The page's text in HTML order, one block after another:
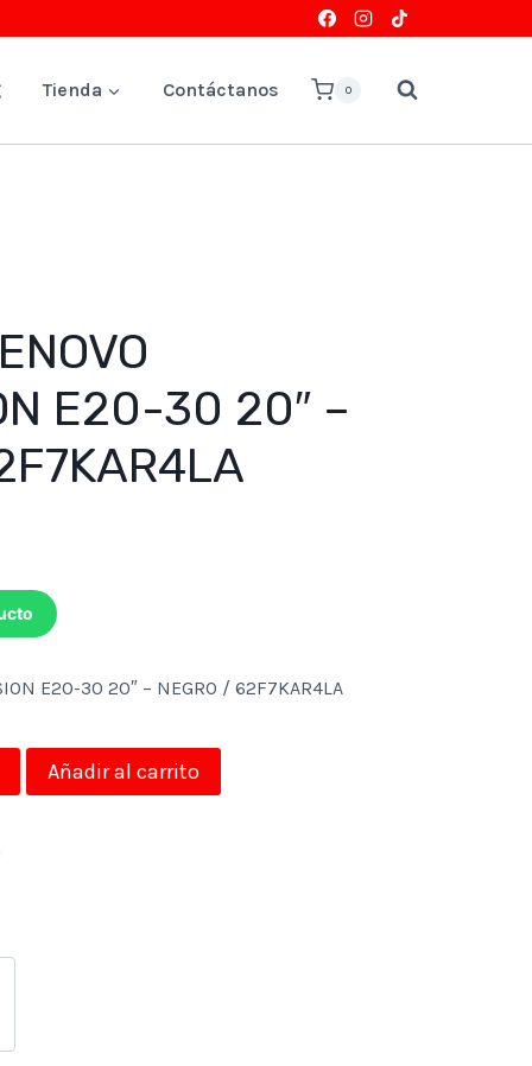
Tienda Contáctanos 0
E20-30 20″ –
E20-30 20″ – NEGRO / 62F7KAR4LA
Añadir al carrito